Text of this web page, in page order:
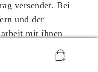
versendet. Bei
und der
mit ihnen